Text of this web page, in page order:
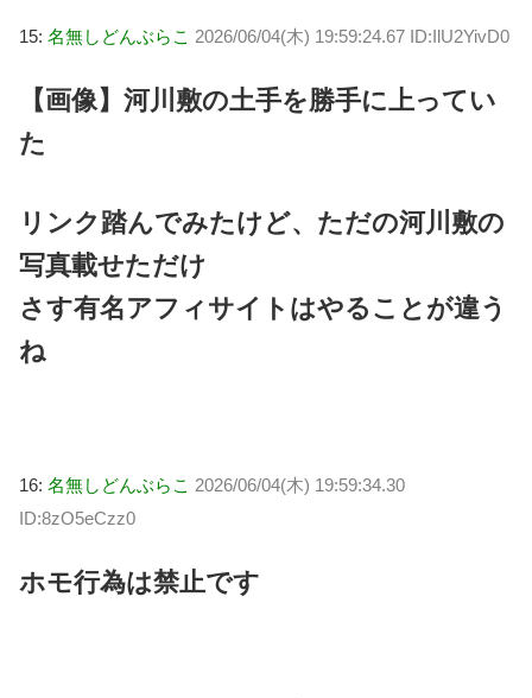
15: 名無しどんぶらこ 2026/06/04(木) 19:59:24.67 ID:IlU2YivD0
【画像】河川敷の土手を勝手に上ってい
た
リンク踏んでみたけど、ただの河川敷の
写真載せただけ
さす有名アフィサイトはやることが違う
ね
16: 名無しどんぶらこ 2026/06/04(木) 19:59:34.30
ID:8zO5eCzz0
ホモ行為は禁止です